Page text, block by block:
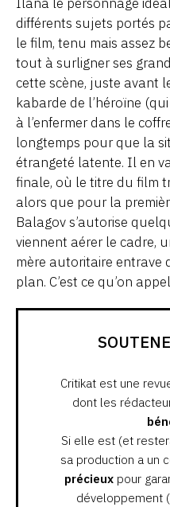
différents sujets portés
le film, tenu mais assez
tout à surligner ses
cette scène, juste avant
kabarde de l’héroïne
à l’enfermer dans le
longtemps pour que la
étrangeté latente. Il en
finale, où le titre du film
alors que pour la
Balagov s’autorise
viennent aérer le cadre,
mère autoritaire entrave
plan. C’est ce qu’on
Critikat est une
dont les
Si elle est (et
sa production a un
précieuxpour
développement